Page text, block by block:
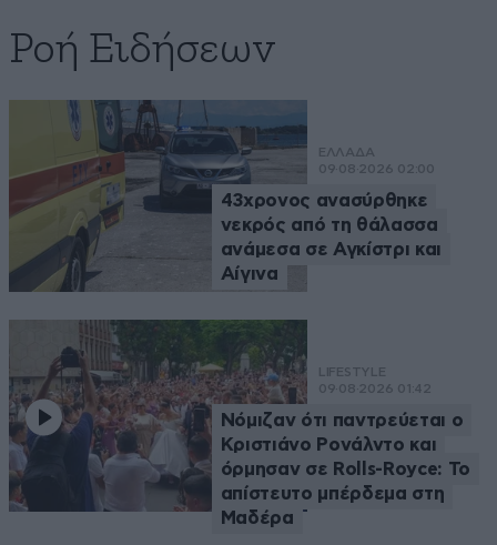
Ροή Ειδήσεων
ΕΛΛΑΔΑ
09·08·2026 02:00
43χρονος ανασύρθηκε
νεκρός από τη θάλασσα
ανάμεσα σε Αγκίστρι και
Αίγινα
LIFESTYLE
09·08·2026 01:42
Νόμιζαν ότι παντρεύεται ο
Κριστιάνο Ρονάλντο και
όρμησαν σε Rolls-Royce: Το
απίστευτο μπέρδεμα στη
Μαδέρα